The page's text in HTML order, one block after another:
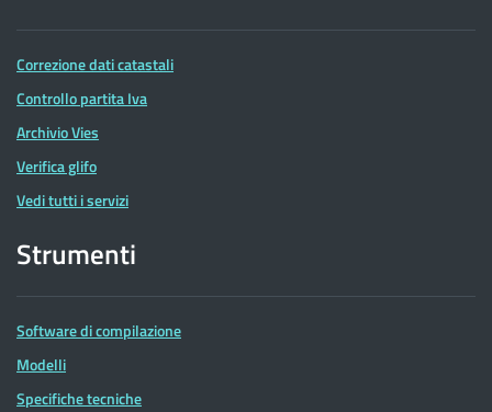
Correzione dati catastali
Controllo partita Iva
Archivio Vies
Verifica glifo
Vedi tutti i servizi
Strumenti
Software di compilazione
Modelli
Specifiche tecniche